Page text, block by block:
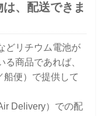
、配送できま
どリチウム電池が
商品であれば、
船便）で提供して
Delivery）での配